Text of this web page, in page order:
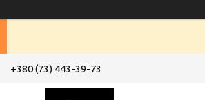
+380 (73) 443-39-73